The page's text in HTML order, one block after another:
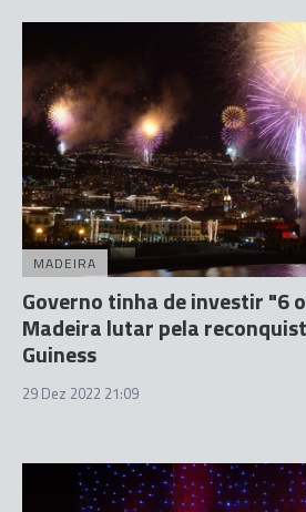
MADEIRA
Governo tinha de investir "6
Madeira lutar pela
Guiness
29 Dez 2022 21:09